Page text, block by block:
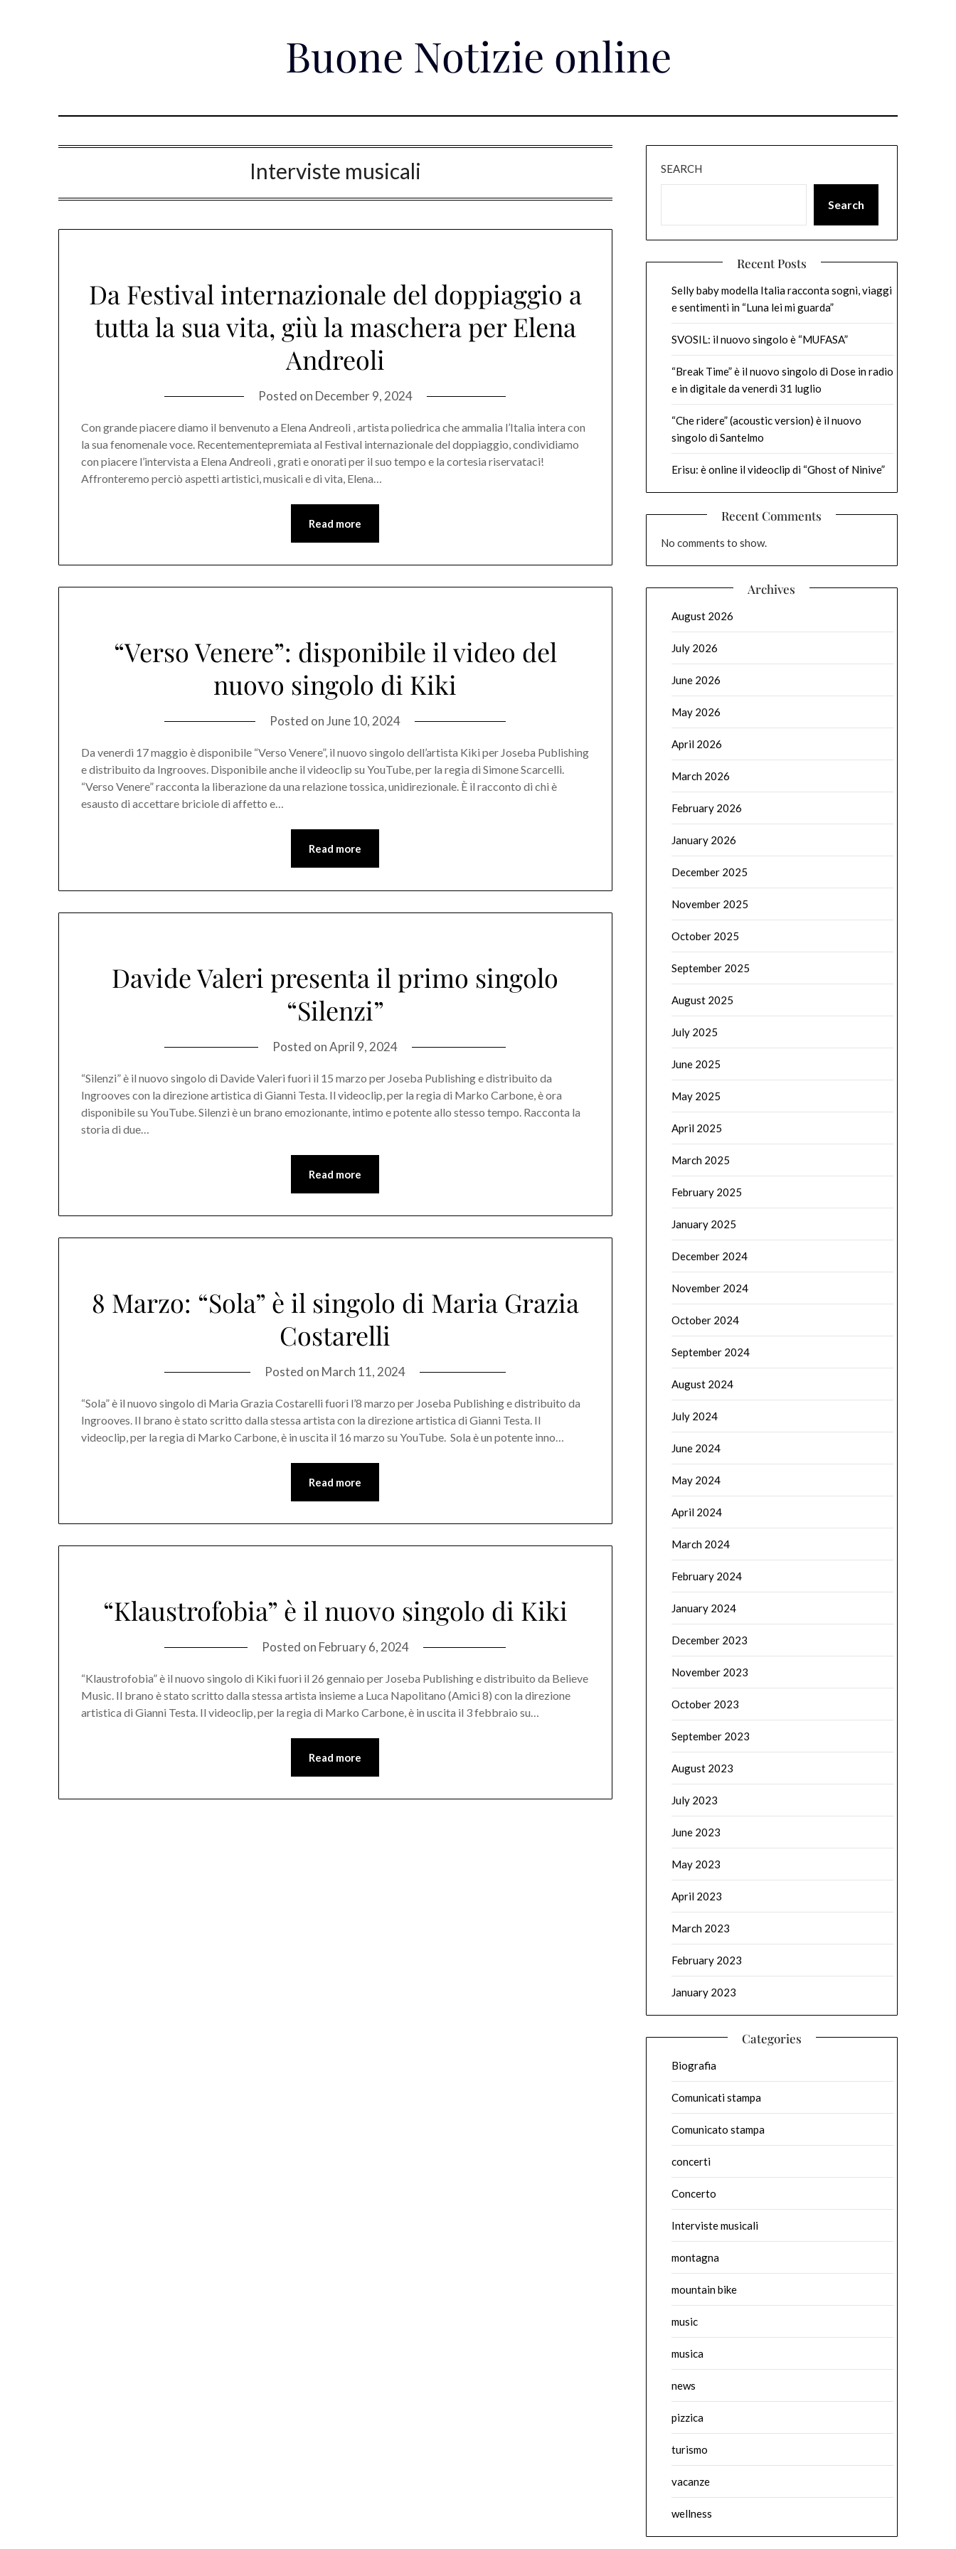
Buone Notizie online
Interviste musicali
Da Festival internazionale del doppiaggio a
tutta la sua vita, giù la maschera per Elena
Andreoli
Posted on December 9, 2024
Con grande piacere diamo il benvenuto a Elena Andreoli , artista poliedrica che ammalia l’Italia intera con
la sua fenomenale voce. Recentementepremiata al Festival internazionale del doppiaggio, condividiamo
con piacere l’intervista a Elena Andreoli , grati e onorati per il suo tempo e la cortesia riservataci!
Affronteremo perciò aspetti artistici, musicali e di vita, Elena…
Read more
“Verso Venere”: disponibile il video del
nuovo singolo di Kiki
Posted onJune 10, 2024
Da venerdì 17 maggio è disponibile “Verso Venere”, il nuovo singolo dell’artista Kiki per Joseba Publishing
e distribuito da Ingrooves. Disponibile anche il videoclip su YouTube, per la regia di Simone Scarcelli.
“Verso Venere” racconta la liberazione da una relazione tossica, unidirezionale. È il racconto di chi è
esausto di accettare briciole di affetto e…
Read more
Davide Valeri presenta il primo singolo
“Silenzi”
Posted onApril 9, 2024
“Silenzi” è il nuovo singolo di Davide Valeri fuori il 15 marzo per Joseba Publishing e distribuito da
Ingrooves con la direzione artistica di Gianni Testa. Il videoclip, per la regia di Marko Carbone, è ora
disponibile su YouTube. Silenzi è un brano emozionante, intimo e potente allo stesso tempo. Racconta la
storia di due…
Read more
8 Marzo: “Sola” è il singolo di Maria Grazia
Costarelli
Posted on March 11, 2024
“Sola” è il nuovo singolo di Maria Grazia Costarelli fuori l’8 marzo per Joseba Publishing e distribuito da
Ingrooves. Il brano è stato scritto dalla stessa artista con la direzione artistica di Gianni Testa. Il
videoclip, per la regia di Marko Carbone, è in uscita il 16 marzo su YouTube. Sola è un potente inno…
Read more
“Klaustrofobia” è il nuovo singolo di Kiki
Posted on February 6, 2024
“Klaustrofobia” è il nuovo singolo di Kiki fuori il 26 gennaio per Joseba Publishing e distribuito da Believe
Music. Il brano è stato scritto dalla stessa artista insieme a Luca Napolitano (Amici 8) con la direzione
artistica di Gianni Testa. Il videoclip, per la regia di Marko Carbone, è in uscita il 3 febbraio su…
Read more
SEARCH
Search
Recent Posts
Selly baby modella Italia racconta sogni, viaggi
e sentimenti in “Luna lei mi guarda”
SVOSIL: il nuovo singolo è “MUFASA”
“Break Time” è il nuovo singolo di Dose in radio
e in digitale da venerdì 31 luglio
“Che ridere” (acoustic version) è il nuovo
singolo di Santelmo
Erisu: è online il videoclip di “Ghost of Ninive”
Recent Comments
No comments to show.
Archives
August 2026
July 2026
June 2026
May 2026
April 2026
March 2026
February 2026
January 2026
December 2025
November 2025
October 2025
September 2025
August 2025
July 2025
June 2025
May 2025
April 2025
March 2025
February 2025
January 2025
December 2024
November 2024
October 2024
September 2024
August 2024
July 2024
June 2024
May 2024
April 2024
March 2024
February 2024
January 2024
December 2023
November 2023
October 2023
September 2023
August 2023
July 2023
June 2023
May 2023
April 2023
March 2023
February 2023
January 2023
Categories
Biografia
Comunicati stampa
Comunicato stampa
concerti
Concerto
Interviste musicali
montagna
mountain bike
music
musica
news
pizzica
turismo
vacanze
wellness